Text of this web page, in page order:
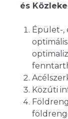
és
Épület-,
Közúti